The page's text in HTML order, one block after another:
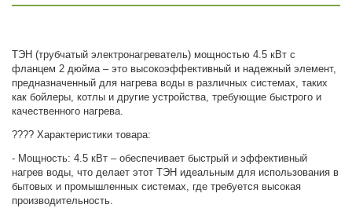
ТЭН (трубчатый электронагреватель) мощностью 4.5 кВт с
фланцем 2 дюйма – это высокоэффективный и надежный элемент,
предназначенный для нагрева воды в различных системах, таких
как бойлеры, котлы и другие устройства, требующие быстрого и
качественного нагрева.
???? Характеристики товара:
- Мощность: 4.5 кВт – обеспечивает быстрый и эффективный
нагрев воды, что делает этот ТЭН идеальным для использования в
бытовых и промышленных системах, где требуется высокая
производительность.